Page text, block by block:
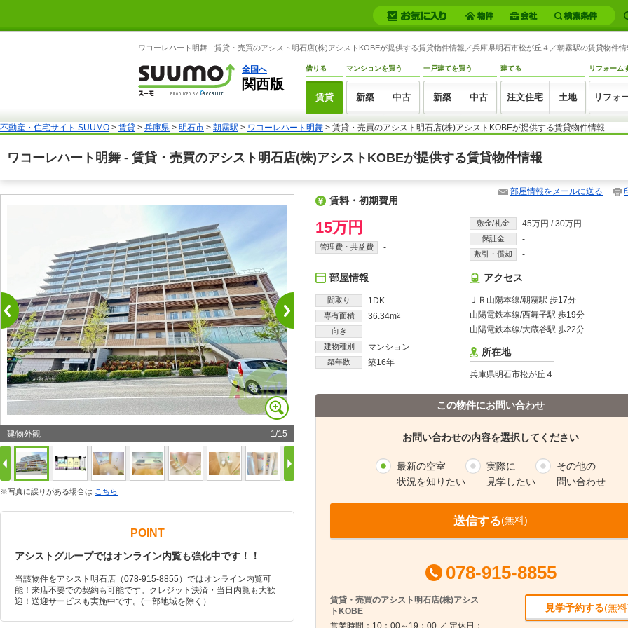
ワコーレハート明舞 - 賃貸・売買のアシスト明石店(株)アシストKOBEが提供する賃貸物件情報／兵庫県明石市松が丘４／朝霧駅の賃貸物件
全国へ
関西版
借りる
賃貸
マンションを買う
新築 中古
一戸建てを買う
新築 中古
建てる
注文住宅 土地
リフォーム
リフォ
不動産・住宅サイト SUUMO > 賃貸 > 兵庫県 > 明石市 > 朝霧駅 > ワコーレハート明舞 > 賃貸・売買のアシスト明石店(株)アシストKOBEが提供する賃貸物件情報
ワコーレハート明舞 - 賃貸・売買のアシスト明石店(株)アシストKOBEが提供する賃貸物件情報
建物外観 1/15
※写真に誤りがある場合は こちら
POINT
アシストグループではオンライン内覧も強化中です！！
当該物件をアシスト明石店（078-915-8855）ではオンライン内覧可
能！来店不要での契約も可能です。クレジット決済・当日内覧も大歓
迎！送迎サービスも実施中です。(一部地域を除く）
部屋情報をメールに送る
賃料・初期費用
15万円
管理費・共益費 -
敷金/礼金 45万円 /30万円
保証金 -
敷引・償却 -
部屋情報
間取り 1DK
専有面積 36.34m2
向き -
建物種別 マンション
築年数 築16年
アクセス
ＪＲ山陽本線/朝霧駅 歩17分
山陽電鉄本線/西舞子駅 歩19分
山陽電鉄本線/大蔵谷駅 歩22分
所在地
兵庫県明石市松が丘４
この物件にお問い合わせ
お問い合わせの内容を選択してください
最新の空室
状況を知りたい
実際に
見学したい
その他の
問い合わせ
送信する(無料)
078-915-8855
賃貸・売買のアシスト明石店(株)アシス
トKOBE
営業時間：10：00～19：00 ／ 定休日：
見学予約する(無